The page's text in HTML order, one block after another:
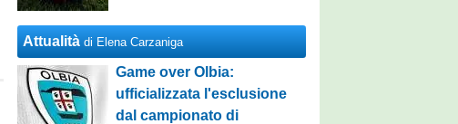
Attualità di Elena Carzaniga
Game over Olbia:
ufficializzata l'esclusione
dal campionato di